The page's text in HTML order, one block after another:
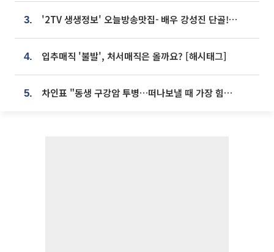
3. '2TV 생생정보' 오늘방송맛집- 배우 강성진 단골! 쌀국수ㆍ푸팟퐁 커리 맛집 '블○○○'
4. 입추매직 '불발', 처서매직은 올까요? [해시태그]
5. 차인표 "동생 구강암 투병…떠나보낼 때 가장 힘들었다”